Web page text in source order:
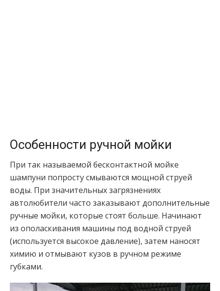
Особенности ручной мойки
При так называемой бесконтактной мойке
шампуни попросту смываются мощной струей
воды. При значительных загрязнениях
автолюбители часто заказывают дополнительные
ручные мойки, которые стоят больше. Начинают
из ополаскивания машины под водной струей
(используется высокое давление), затем наносят
химию и отмывают кузов в ручном режиме
губками.